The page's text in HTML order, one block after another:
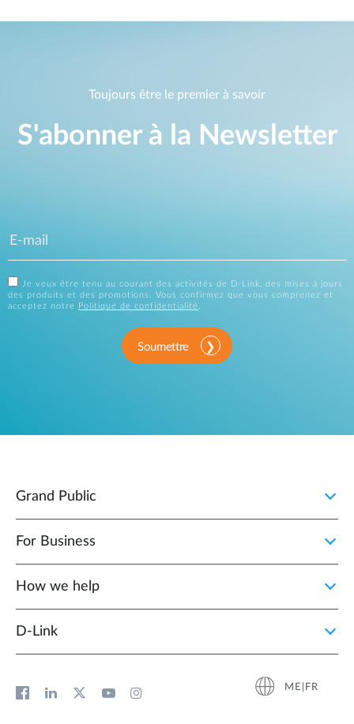
Toujours être le premier à savoir
S'abonner à la Newsletter
Je veux être tenu au courant des activités de D-Link, des mises à jours
des produits et des promotions. Vous confirmez que vous comprenez et
acceptez notre
Politique de confidentialité.
Soumettre
Grand Public
For Business
How we help
D‑Link
ME|FR